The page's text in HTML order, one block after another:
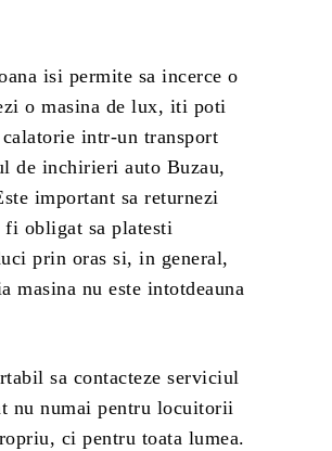
isi permite sa incerce o
o masina de lux, iti poti
intr-un transport
de inchirieri auto Buzau,
important sa returnezi
fi obligat sa platesti
prin oras si, in general,
masina nu este intotdeauna
sa contacteze serviciul
nu numai pentru locuitorii
ci pentru toata lumea.